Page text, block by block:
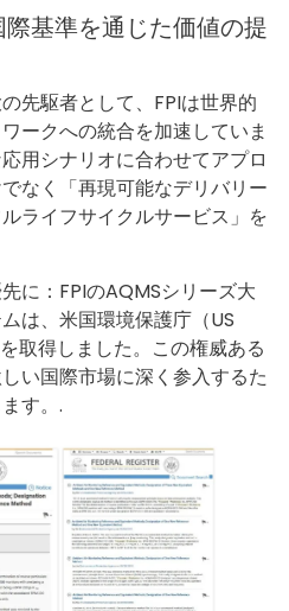
基準を通じた価値の提
先駆者として、FPIは世界的
ークへの統合を加速していま
用シナリオに合わせてアプロ
なく「再現可能なデリバリー
ライフサイクルサービス」を
に：FPIのAQMSシリーズ大
は、米国環境保護庁（US
取得しました。この権威ある
い国際市場に深く参入するた
す。.